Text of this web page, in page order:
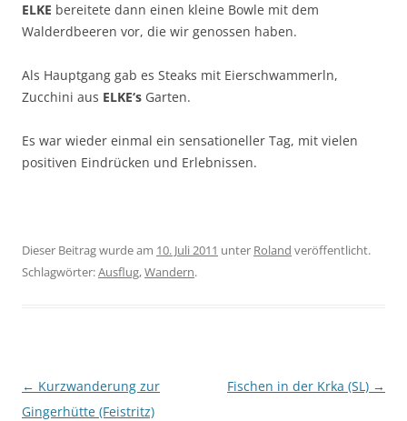
ELKE bereitete dann einen kleine Bowle mit dem
Walderdbeeren vor, die wir genossen haben.
Als Hauptgang gab es Steaks mit Eierschwammerln,
Zucchini aus ELKE‘s Garten.
Es war wieder einmal ein sensationeller Tag, mit vielen
positiven Eindrücken und Erlebnissen.
Dieser Beitrag wurde am 10. Juli 2011 unter Roland veröffentlicht.
Schlagwörter:Ausflug,Wandern.
Beitragsnavigation
← Kurzwanderung zur
Gingerhütte (Feistritz)
Fischen in der Krka (SL) →